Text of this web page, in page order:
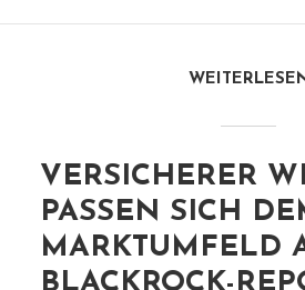
VERSICHERER
PASSEN SICH
MARKTUMFELD
BLACKROCK-